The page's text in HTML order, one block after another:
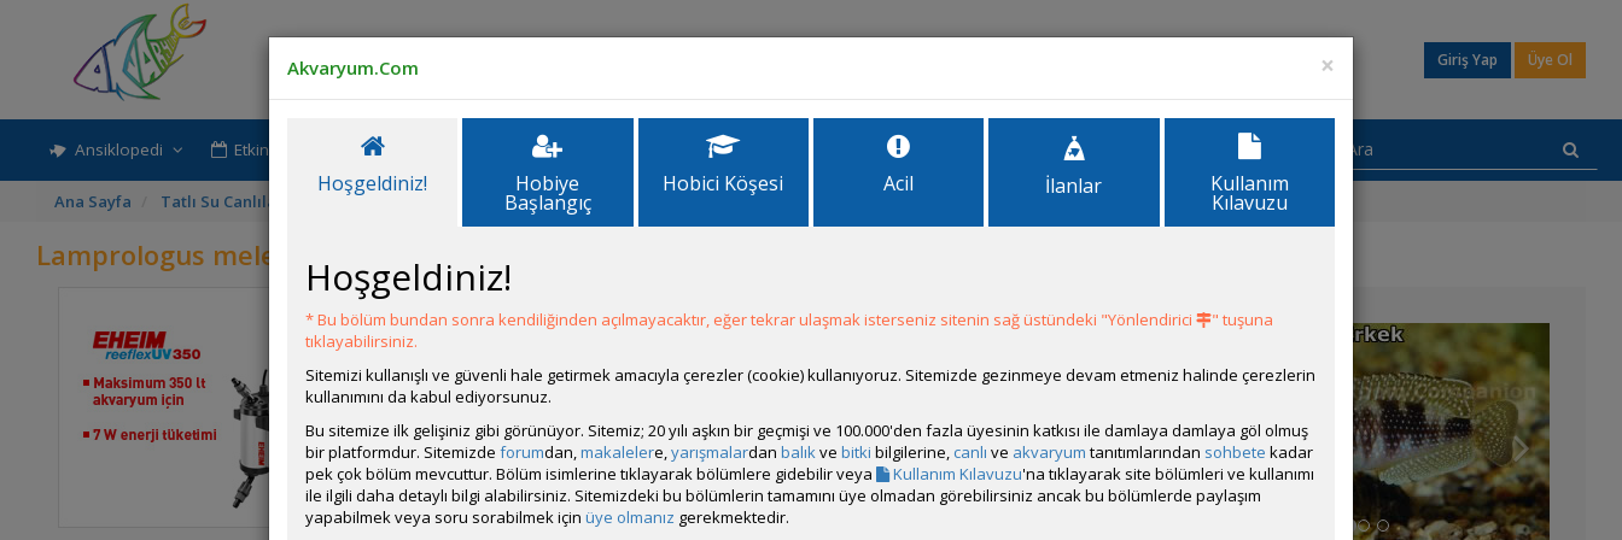
Giriş Yap Üye Ol
Ansiklopedi Etkinlik-Paylaşım İlanlar Forum
Ana Sayfa Tatlı Su Canlıları Tanganyika Cichlidleri Lamprologus meleagris/stappersii
Lamprologus meleagris/stappersii
Julidochromis sp.
Julidochromis
transcriptus
Lamprologus
callipterus
Lamprologus
Latince Adı:
Lamprologus meleagris/stappersii
Coğrafik Kökeni:
Tanganyika Gölü. Moliro ve Kalemie arasında gölün Kongo kıyısında
bulunur.
Yaşam Alanı:Yüzeyi boş salyangoz kabuklarıyla dolu kumluk kıyılar.
Beslenme Biçimi:Etçil, canlı ve dondurulmuş yemlerin ağırlıkta olduğu bir diyetle
beslenmelidir. Kuru yemleri bazen reddedebilirler.
Davranış Biçimi:Orta derecede agresif
×
Akvaryum.Com
Hoşgeldiniz! Hobiye
Başlangıç
Hobici Köşesi Acil İlanlar Kullanım
Kılavuzu
Hoşgeldiniz!
* Bu bölüm bundan sonra kendiliğinden açılmayacaktır, eğer tekrar ulaşmak isterseniz sitenin sağ üstündeki "Yönlendirici
" tuşuna
tıklayabilirsiniz.
Sitemizi kullanışlı ve güvenli hale getirmek amacıyla çerezler (cookie) kullanıyoruz. Sitemizde gezinmeye devam etmeniz halinde çerezlerin
kullanımını da kabul ediyorsunuz.
Bu sitemize ilk gelişiniz gibi görünüyor. Sitemiz; 20 yılı aşkın bir geçmişi ve 100.000'den fazla üyesinin katkısı ile damlaya damlaya göl olmuş
bir platformdur. Sitemizde forumdan,makalelere,yarışmalardan balıkve bitki bilgilerine, canlı ve akvaryum tanıtımlarından sohbete kadar
pek çok bölüm mevcuttur. Bölüm isimlerine tıklayarak bölümlere gidebilir veya
Kullanım Kılavuzu'na tıklayarak site bölümleri ve kullanımı
ile ilgili daha detaylı bilgi alabilirsiniz. Sitemizdeki bu bölümlerin tamamını üye olmadan görebilirsiniz ancak bu bölümlerde paylaşım
yapabilmek veya soru sorabilmek için üye olmanız gerekmektedir.